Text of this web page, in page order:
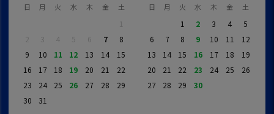
日 月 火 水 木 金 土
1
2
3 4 5 6 7
8
9
10 11 12 13 14
15
16
17 18 19 20 21
22
23
24 25 26 27 28
29
30
31
日 月 火 水 木 金 土
1 2 3 4
5
6
7 8 9 10 11
12
13
14 15 16 17 18
19
20
21 22 23 24 25
26
27
28 29 30